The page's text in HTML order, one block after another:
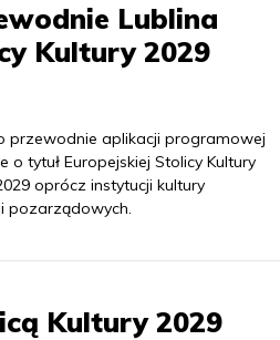
Lublina
Kultury 2029
przewodnie aplikacji programowej
o tytuł Europejskiej Stolicy Kultury
oprócz instytucji kultury
pozarządowych.
Kultury 2029